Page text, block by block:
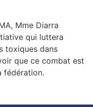
Mme Diarra
qui luttera
toxiques dans
que ce combat est
fédération.